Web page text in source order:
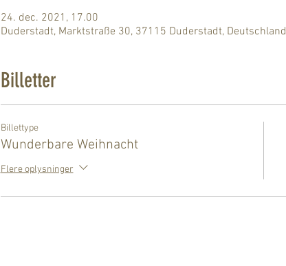
24. dec. 2021, 17.00
Duderstadt, Marktstraße 30, 37115 Duderstadt, Deutschland
Billetter
Billettype
Wunderbare Weihnacht
Flere oplysninger